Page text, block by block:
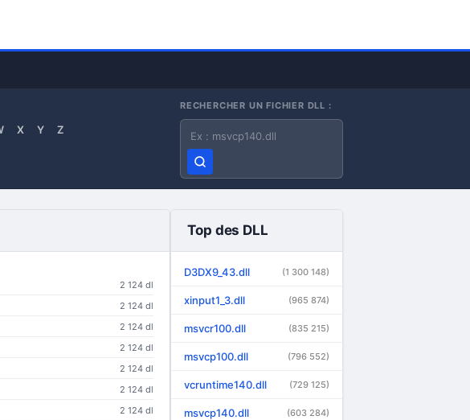
X Y Z
RECHERCHER UN FICHIER DLL :
Nom du fichier DLL
2 124 dl
2 124 dl
2 124 dl
2 124 dl
2 124 dl
2 124 dl
2 124 dl
Top des DLL
D3DX9_43.dll (1 300 148)
xinput1_3.dll (965 874)
msvcr100.dll (835 215)
msvcp100.dll (796 552)
vcruntime140.dll (729 125)
msvcp140.dll (603 284)